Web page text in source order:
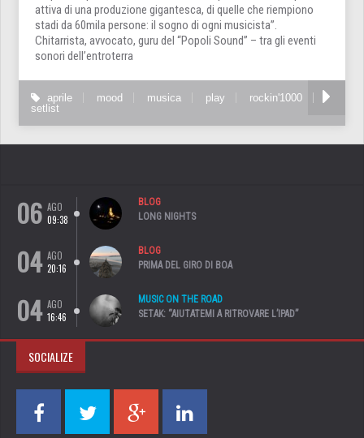
attiva di una produzione gigantesca, di quelle che riempiono
stadi da 60mila persone: il sogno di ogni musicista”.
Chitarrista, avvocato, guru del “Popoli Sound” – tra gli eventi
sonori dell’entroterra
aprile mood musica play
rockin'1000
setlist
06 AGO
09:38
BLOG
LONG NIGHTS
04 AGO
20:16
BLOG
PRIMA DEL GIRO DI BOA
04 AGO
16:46
MUSIC ON THE ROAD
SETAK: “AIUTATEMI A RITROVARE L’IPAD”
SOCIALIZE